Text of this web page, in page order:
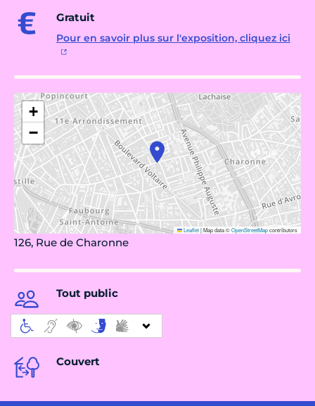
Gratuit
Pour en savoir plus sur l'exposition, cliquez ici
+
−
Leaflet|Map data ©OpenStreetMapcontributors
126, Rue de Charonne
Tout public
Couvert